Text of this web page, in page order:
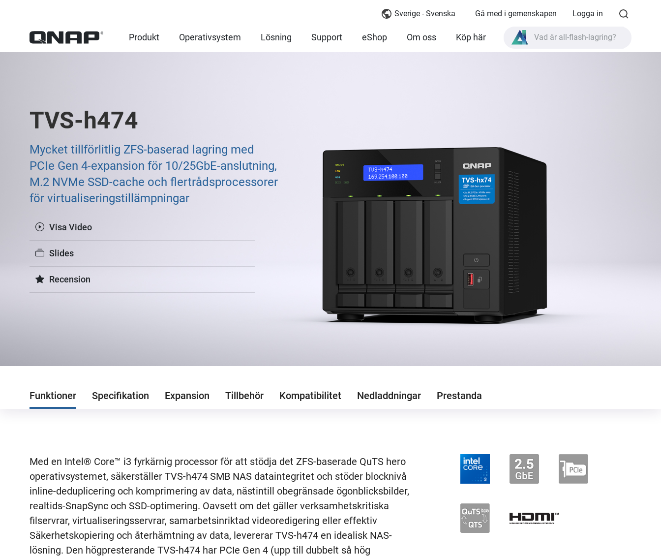
Sverige - Svenska Gå med i gemenskapen Logga in
Produkt Operativsystem Lösning Support eShop Om oss Köp här Vad är all-flash-lagring?
TVS-h474
Mycket tillförlitlig ZFS-baserad lagring med
PCIe Gen 4-expansion för 10/25GbE-anslutning,
M.2 NVMe SSD-cache och flertrådsprocessorer
för virtualiseringstillämpningar
Visa Video
Slides
Recension
Funktioner Specifikation Expansion Tillbehör Kompatibilitet Nedladdningar Prestanda
Med en Intel® Core™ i3 fyrkärnig processor för att stödja det ZFS-baserade QuTS hero
operativsystemet, säkerställer TVS-h474 SMB NAS dataintegritet och stöder blocknivå
inline-deduplicering och komprimering av data, nästintill obegränsade ögonblicksbilder,
realtids-SnapSync och SSD-optimering. Oavsett om det gäller verksamhetskritiska
filservrar, virtualiseringsservrar, samarbetsinriktad videoredigering eller effektiv
Säkerhetskopiering och återhämtning av data, levererar TVS-h474 en idealisk NAS-
lösning. Den högpresterande TVS-h474 har PCIe Gen 4 (upp till dubbelt så hög